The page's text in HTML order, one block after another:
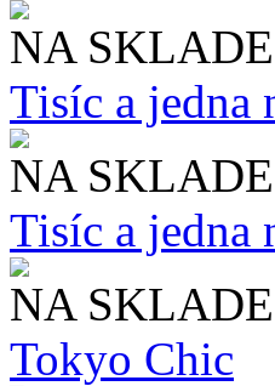
NA SKLADE
Tisíc a jedna
NA SKLADE
Tisíc a jedna
NA SKLADE
Tokyo Chic